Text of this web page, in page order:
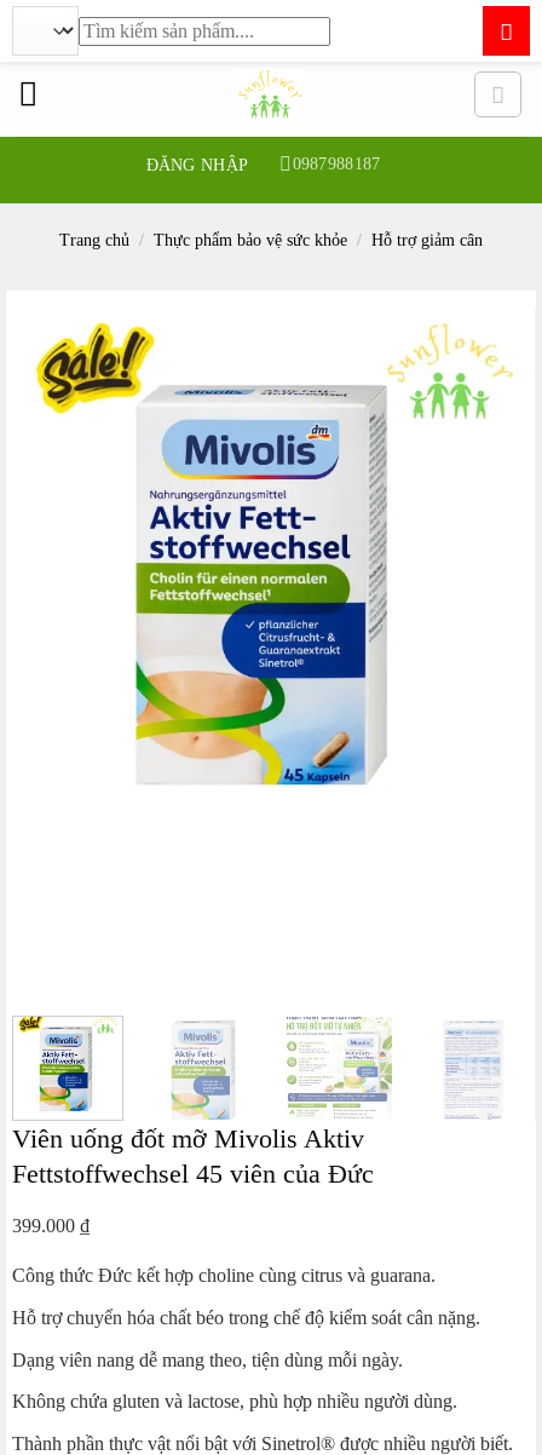
ĐĂNG NHẬP 0987988187
Tìm
kiếm:
Trang chủ / Thực phẩm bảo vệ sức khỏe / Hỗ trợ giảm cân
Viên uống đốt mỡ Mivolis Aktiv
Fettstoffwechsel 45 viên của Đức
399.000 ₫
Công thức Đức kết hợp choline cùng citrus và guarana.
Hỗ trợ chuyển hóa chất béo trong chế độ kiểm soát cân nặng.
Dạng viên nang dễ mang theo, tiện dùng mỗi ngày.
Không chứa gluten và lactose, phù hợp nhiều người dùng.
Thành phần thực vật nổi bật với Sinetrol® được nhiều người biết.